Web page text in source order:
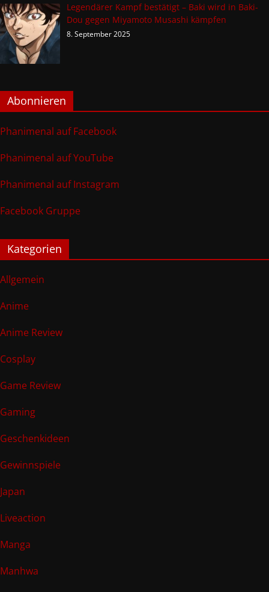
Legendärer Kampf bestätigt – Baki wird in Baki-
Dou gegen Miyamoto Musashi kämpfen
8. September 2025
Abonnieren
Phanimenal auf Facebook
Phanimenal auf YouTube
Phanimenal auf Instagram
Facebook Gruppe
Kategorien
Allgemein
Anime
Anime Review
Cosplay
Game Review
Gaming
Geschenkideen
Gewinnspiele
Japan
Liveaction
Manga
Manhwa